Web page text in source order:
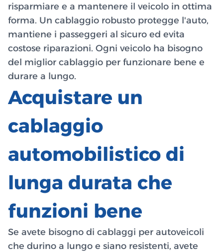
risparmiare e a mantenere il veicolo in ottima
forma. Un cablaggio robusto protegge l'auto,
mantiene i passeggeri al sicuro ed evita
costose riparazioni. Ogni veicolo ha bisogno
del miglior cablaggio per funzionare bene e
durare a lungo.
Acquistare un
cablaggio
automobilistico di
lunga durata che
funzioni bene
Se avete bisogno di cablaggi per autoveicoli
che durino a lungo e siano resistenti, avete